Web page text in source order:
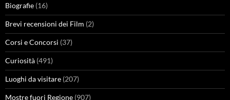
Biografie (16)
Brevi recensioni dei Film (2)
Corsi e Concorsi (37)
Curiosità (491)
Luoghi da visitare (207)
Mostre fuori Regione (907)